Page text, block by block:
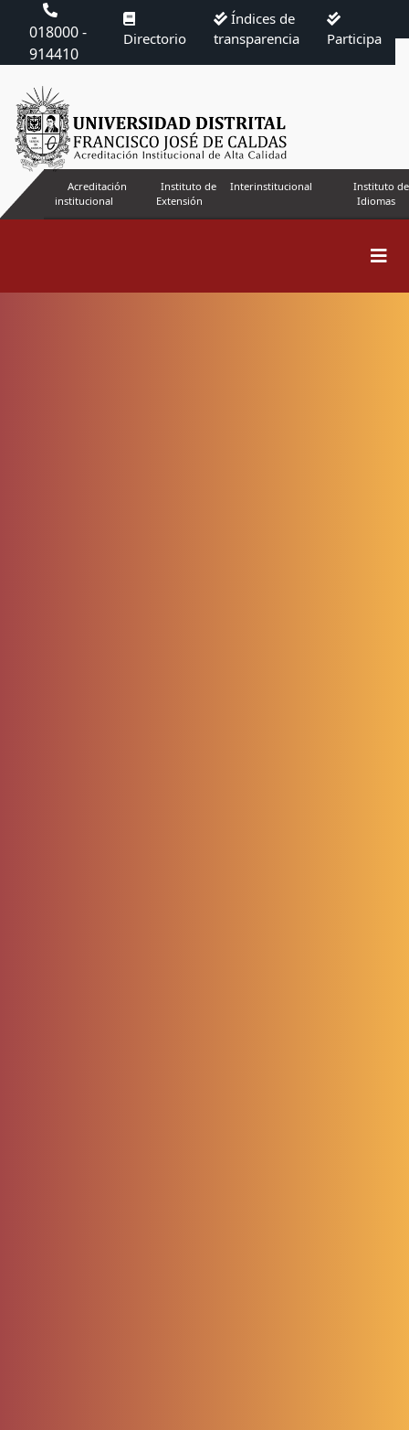
018000 -
914410
Directorio
Índices de
transparencia
Participa
Acreditación
institucional
Instituto de
Extensión
Interinstitucional
Instituto de
Idiomas